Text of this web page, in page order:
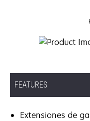
FEATURES
Extensiones de